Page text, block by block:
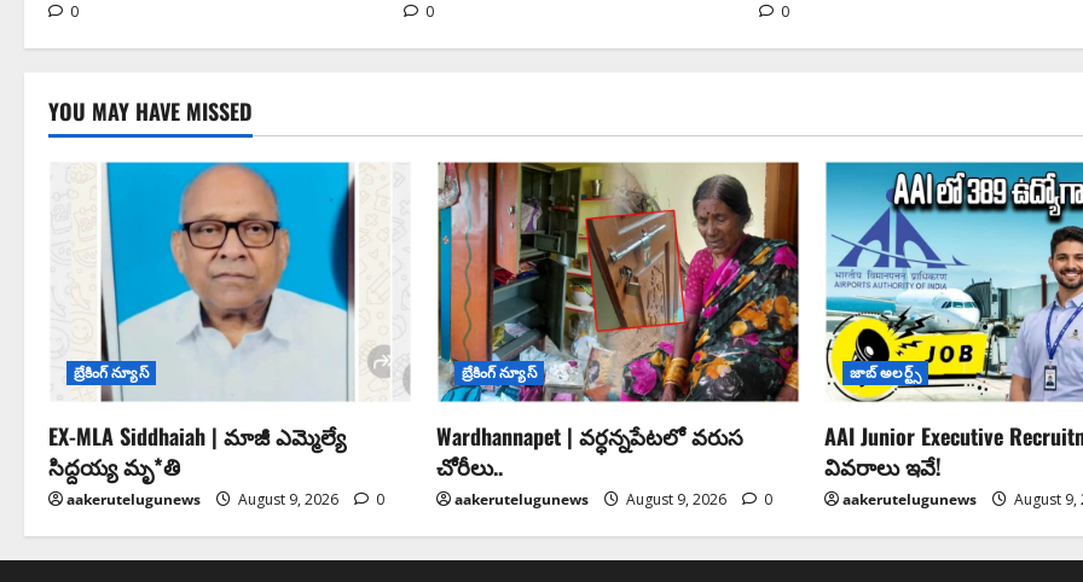
0
0
0
YOU MAY HAVE MISSED
బ్రేకింగ్ న్యూస్
EX-MLA Siddhaiah | మాజీ ఎమ్మెల్యే
సిద్దయ్య మృ*తి
aakerutelugunews August 9, 2026 0
బ్రేకింగ్ న్యూస్
Wardhannapet | వర్ధన్నపేటలో వరుస
చోరీలు..
aakerutelugunews August 9, 2026 0
జాబ్ అలర్ట్స్
AAI Junior Executive
వివరాలు ఇవే!
aakerutelugunews August 9,